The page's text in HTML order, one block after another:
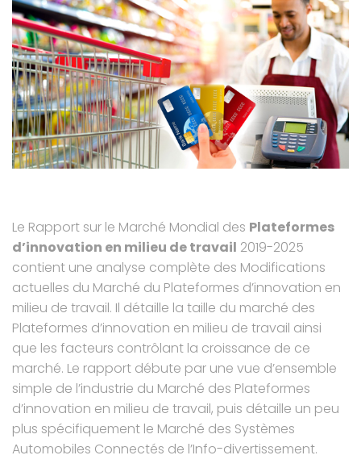
Le Rapport sur le Marché Mondial des Plateformes
d’innovation en milieu de travail 2019-2025
contient une analyse complète des Modifications
actuelles du Marché du Plateformes d’innovation en
milieu de travail. Il détaille la taille du marché des
Plateformes d’innovation en milieu de travail ainsi
que les facteurs contrôlant la croissance de ce
marché. Le rapport débute par une vue d’ensemble
simple de l’industrie du Marché des Plateformes
d’innovation en milieu de travail, puis détaille un peu
plus spécifiquement le Marché des Systèmes
Automobiles Connectés de l’Info-divertissement.